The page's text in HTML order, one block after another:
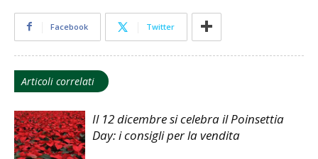
Facebook Twitter
Articoli correlati
Il 12 dicembre si celebra il Poinsettia
Day: i consigli per la vendita